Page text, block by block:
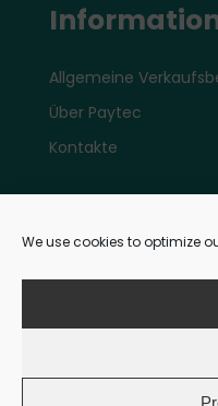
We use cookies to optimize
Allgemeine
Über Paytec
Kontakte
Konto